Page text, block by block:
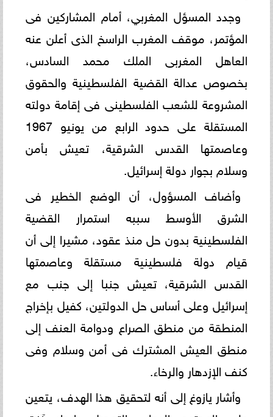
وجدد المسؤل المغربي، أمام المشاركين فى
المؤتمر، موقف المغرب الراسخ الذى أعلن عنه
العاهل المغربى الملك محمد السادس،
بخصوص عدالة القضية الفلسطينية والحقوق
المشروعة للشعب الفلسطينى فى إقامة دولته
المستقلة على حدود الرابع من يونيو 1967
وعاصمتها القدس الشرقية، تعيش بأمن
وسلام بجوار دولة إسرائيل.
وأضاف المسؤول، أن الوضع الخطير فى
الشرق الأوسط سببه استمرار القضية
الفلسطينية بدون حل منذ عقود، مشيرا إلى أن
قيام دولة فلسطينية مستقلة وعاصمتها
القدس الشرقية، تعيش جنبا إلى جنب مع
إسرائيل وعلى أساس حل الدولتين، كفيل بإخراج
المنطقة من منطق الصراع ودوامة العنف إلى
منطق العيش المشترك فى أمن وسلام وفى
كنف الإزدهار والرخاء.
وأشار يازوغ إلى أنه لتحقيق هذا الهدف، يتعين